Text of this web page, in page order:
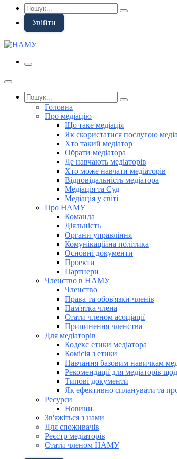
Увійти
Головна
Про медіацію
Що таке медіація
Як скористатися послугою
Хто такий медіатор
Обрати медіатора
Де навчають медіаторів
Хто може навчати медіаторів
Відповідальність медіатора
Медіація та Суд
Медіація у світі
Про НАМУ
Команда
Діяльність
Органи управління
Комунікаційна політика
Основні документи
Проекти
Партнери
Членство в НАМУ
Членство
Права та обов'язки членів
Пам'ятка члена
Стати членом асоціації
Припинення членства
Для медіаторів
Кодекс етики медіатора
Комісія з етики
Навчання базовим навичкам
Рекомендації для медіаторів
Типові документи
Як ефективно спланувати та
Ресурси
Новини
Зв'яжіться з нами
Для споживачів
Реєстр медіаторів
Стати членом НАМУ